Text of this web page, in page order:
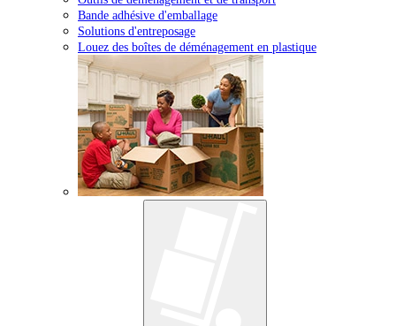
Bande adhésive d'emballage
Solutions d'entreposage
Louez des boîtes de déménagement en plastique